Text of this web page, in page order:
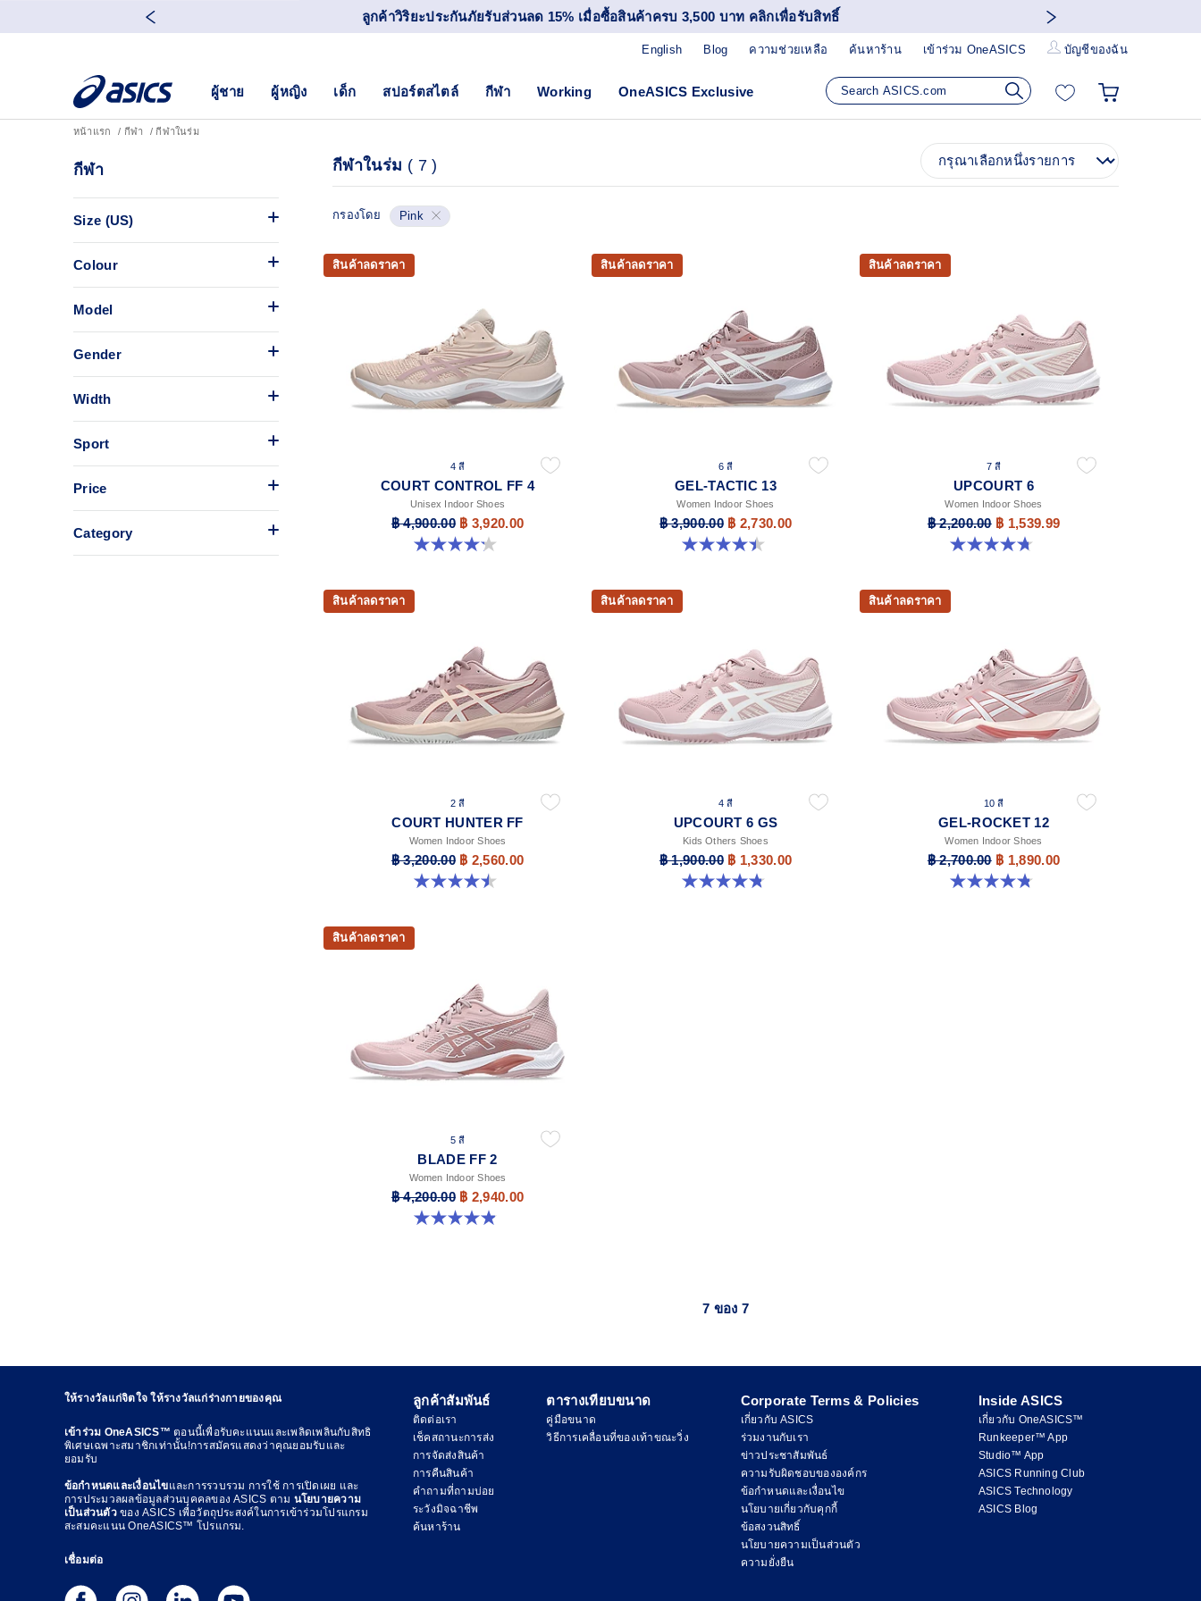
ลูกค้าวิริยะประกันภัยรับส่วนลด 15% เมื่อซื้อสินค้าครบ 3,500 บาท คลิกเพื่อรับสิทธิ์
Blog ความช่วยเหลือ ค้นหาร้าน เข้าร่วม OneASICS บัญชีของฉัน
English
ผู้ชาย ผู้หญิง เด็ก สปอร์ตสไตล์ กีฬา Working OneASICS Exclusive
หน้าแรก กีฬา กีฬาในร่ม
กีฬา
Size (US)
Colour
Model
Gender
Width
Sport
Price
Category
กีฬาในร่ม ( 7)
กรองโดย Pink
สินค้าลดราคา
4 สี
COURT CONTROL FF 4
Unisex Indoor Shoes
฿ 4,900.00 ฿ 3,920.00
4.2 จาก 5 ดาว 5 รีวิว
สินค้าลดราคา
6 สี
GEL-TACTIC 13
Women Indoor Shoes
฿ 3,900.00 ฿ 2,730.00
4.4 จาก 5 ดาว 12 รีวิว
สินค้าลดราคา
7 สี
UPCOURT 6
Women Indoor Shoes
฿ 2,200.00 ฿ 1,539.99
4.7 จาก 5 ดาว 247 รีวิว
สินค้าลดราคา
2 สี
COURT HUNTER FF
Women Indoor Shoes
฿ 3,200.00 ฿ 2,560.00
4.5 จาก 5 ดาว 21 รีวิว
สินค้าลดราคา
4 สี
UPCOURT 6 GS
Kids Others Shoes
฿ 1,900.00 ฿ 1,330.00
4.8 จาก 5 ดาว 398 รีวิว
สินค้าลดราคา
10 สี
GEL-ROCKET 12
Women Indoor Shoes
฿ 2,700.00 ฿ 1,890.00
4.8 จาก 5 ดาว 151 รีวิว
สินค้าลดราคา
5 สี
BLADE FF 2
Women Indoor Shoes
฿ 4,200.00 ฿ 2,940.00
4.9 จาก 5 ดาว 10 รีวิว
7 ของ 7
ให้รางวัลแก่จิตใจ ให้รางวัลแก่ร่างกายของคุณ
เข้าร่วม OneASICS™ตอนนี้เพื่อรับคะแนนและเพลิดเพลินกับสิทธิ
พิเศษเฉพาะสมาชิกเท่านั้น!การสมัครแสดงว่าคุณยอมรับและ
ยอมรับ
ข้อกำหนดและเงื่อนไขและการรวบรวม การใช้ การเปิดเผย และ
การประมวลผลข้อมูลส่วนบุคคลของ ASICS ตาม นโยบายความ
เป็นส่วนตัวของ ASICS เพื่อวัตถุประสงค์ในการเข้าร่วมโปรแกรม
สะสมคะแนน OneASICS™ โปรแกรม.
เชื่อมต่อ
ลูกค้าสัมพันธ์
ติดต่อเรา
เช็คสถานะการส่ง
การจัดส่งสินค้า
การคืนสินค้า
คำถามที่ถามบ่อย
ระวังมิจฉาชีพ
ค้นหาร้าน
ตารางเทียบขนาด
คู่มือขนาด
วิธีการเคลื่อนที่ของเท้าขณะวิ่ง
Corporate Terms & Policies
เกี่ยวกับ ASICS
ร่วมงานกับเรา
ข่าวประชาสัมพันธ์
ความรับผิดชอบขององค์กร
ข้อกำหนดและเงื่อนไข
นโยบายเกี่ยวกับคุกกี้
ข้อสงวนสิทธิ์
นโยบายความเป็นส่วนตัว
ความยั่งยืน
Inside ASICS
เกี่ยวกับ OneASICS™
Runkeeper™ App
Studio™ App
ASICS Running Club
ASICS Technology
ASICS Blog